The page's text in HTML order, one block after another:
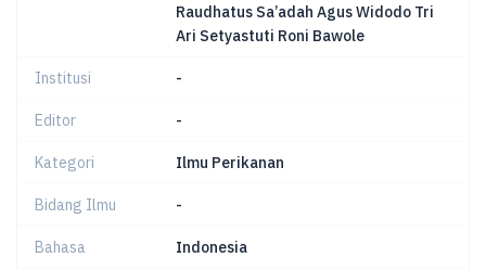
Raudhatus Sa’adah Agus Widodo Tri
Ari Setyastuti Roni Bawole
Institusi -
Editor -
Kategori Ilmu Perikanan
Bidang Ilmu -
Bahasa Indonesia